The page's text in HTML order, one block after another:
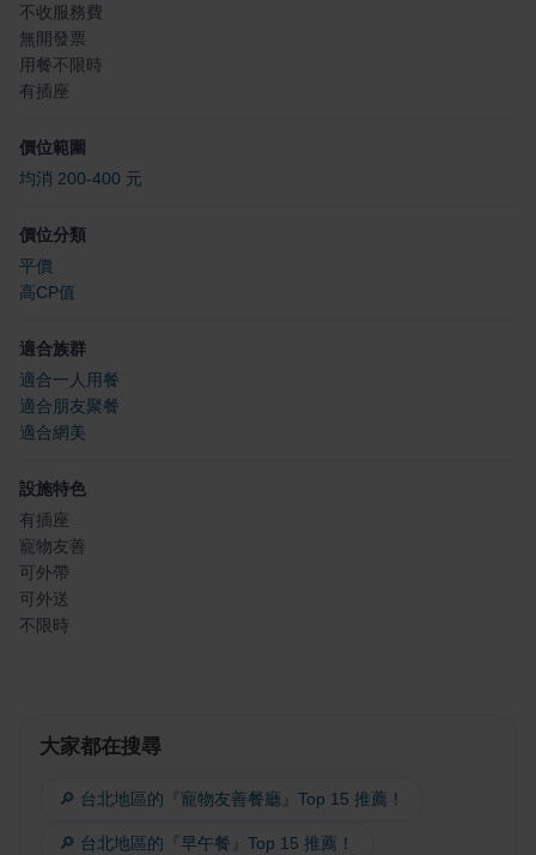
不收服務費
無開發票
用餐不限時
有插座
價位範圍
均消 200-400 元
價位分類
平價
高CP值
適合族群
適合一人用餐
適合朋友聚餐
適合網美
設施特色
有插座
寵物友善
可外帶
可外送
不限時
大家都在搜尋
🔎 台北地區的『寵物友善餐廳』Top 15 推薦！
🔎 台北地區的『早午餐』Top 15 推薦！